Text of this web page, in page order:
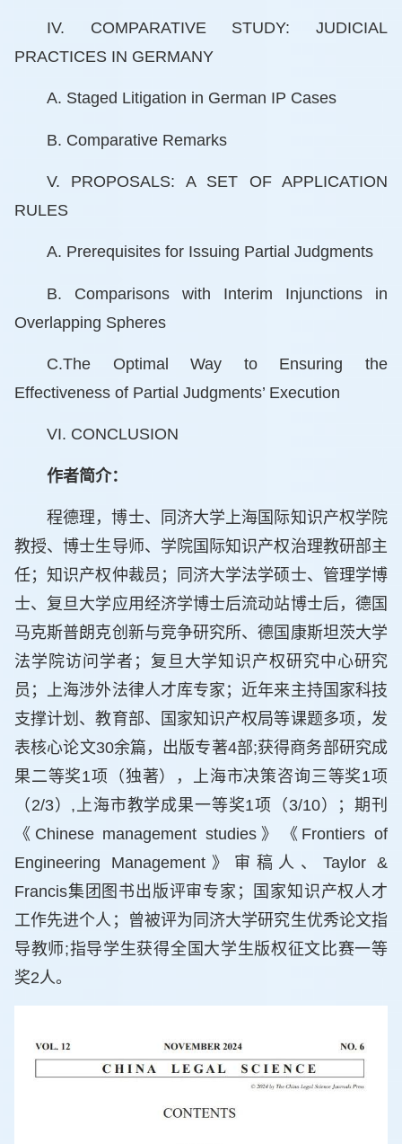
IV. COMPARATIVE STUDY: JUDICIAL
PRACTICES IN GERMANY
A. Staged Litigation in German IP Cases
B. Comparative Remarks
V. PROPOSALS: A SET OF APPLICATION
RULES
A. Prerequisites for Issuing Partial Judgments
B. Comparisons with Interim Injunctions in
Overlapping Spheres
C.The Optimal Way to Ensuring the
Effectiveness of Partial Judgments’ Execution
VI. CONCLUSION
作者简介：
程德理，博士、同济大学上海国际知识产权学院
教授、博士生导师、学院国际知识产权治理教研部主
任；知识产权仲裁员；同济大学法学硕士、管理学博
士、复旦大学应用经济学博士后流动站博士后，德国
马克斯普朗克创新与竞争研究所、德国康斯坦茨大学
法学院访问学者；复旦大学知识产权研究中心研究
员；上海涉外法律人才库专家；近年来主持国家科技
支撑计划、教育部、国家知识产权局等课题多项，发
表核心论文30余篇，出版专著4部;获得商务部研究成
果二等奖1项（独著），上海市决策咨询三等奖1项
（2/3）,上海市教学成果一等奖1项（3/10）；期刊
《Chinese management studies》《Frontiers of
Engineering Management》审稿人、Taylor &
Francis集团图书出版评审专家；国家知识产权人才
工作先进个人；曾被评为同济大学研究生优秀论文指
导教师;指导学生获得全国大学生版权征文比赛一等
奖2人。